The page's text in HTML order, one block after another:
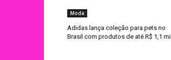
Moda
Adidas lança coleção para pets no
Brasil com produtos de até R$ 1,1 mil